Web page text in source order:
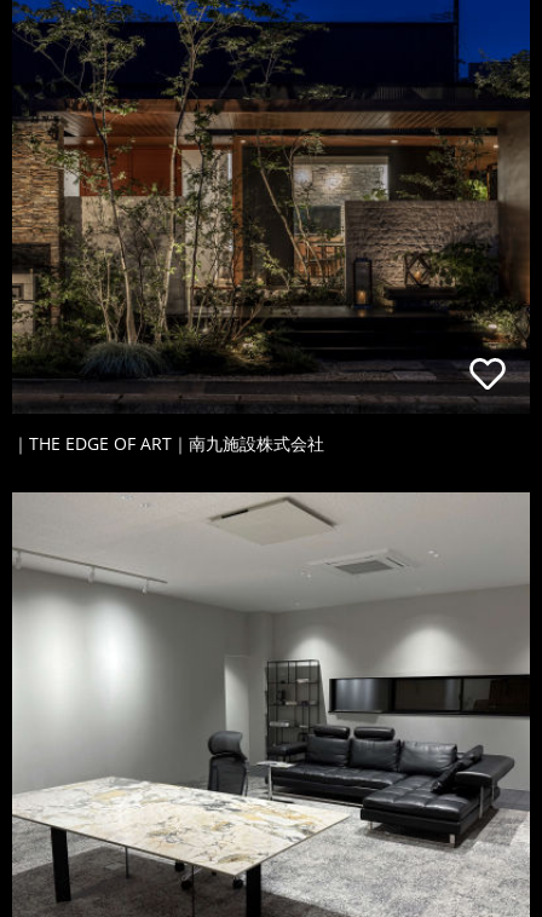
｜THE EDGE OF ART｜南九施設株式会社